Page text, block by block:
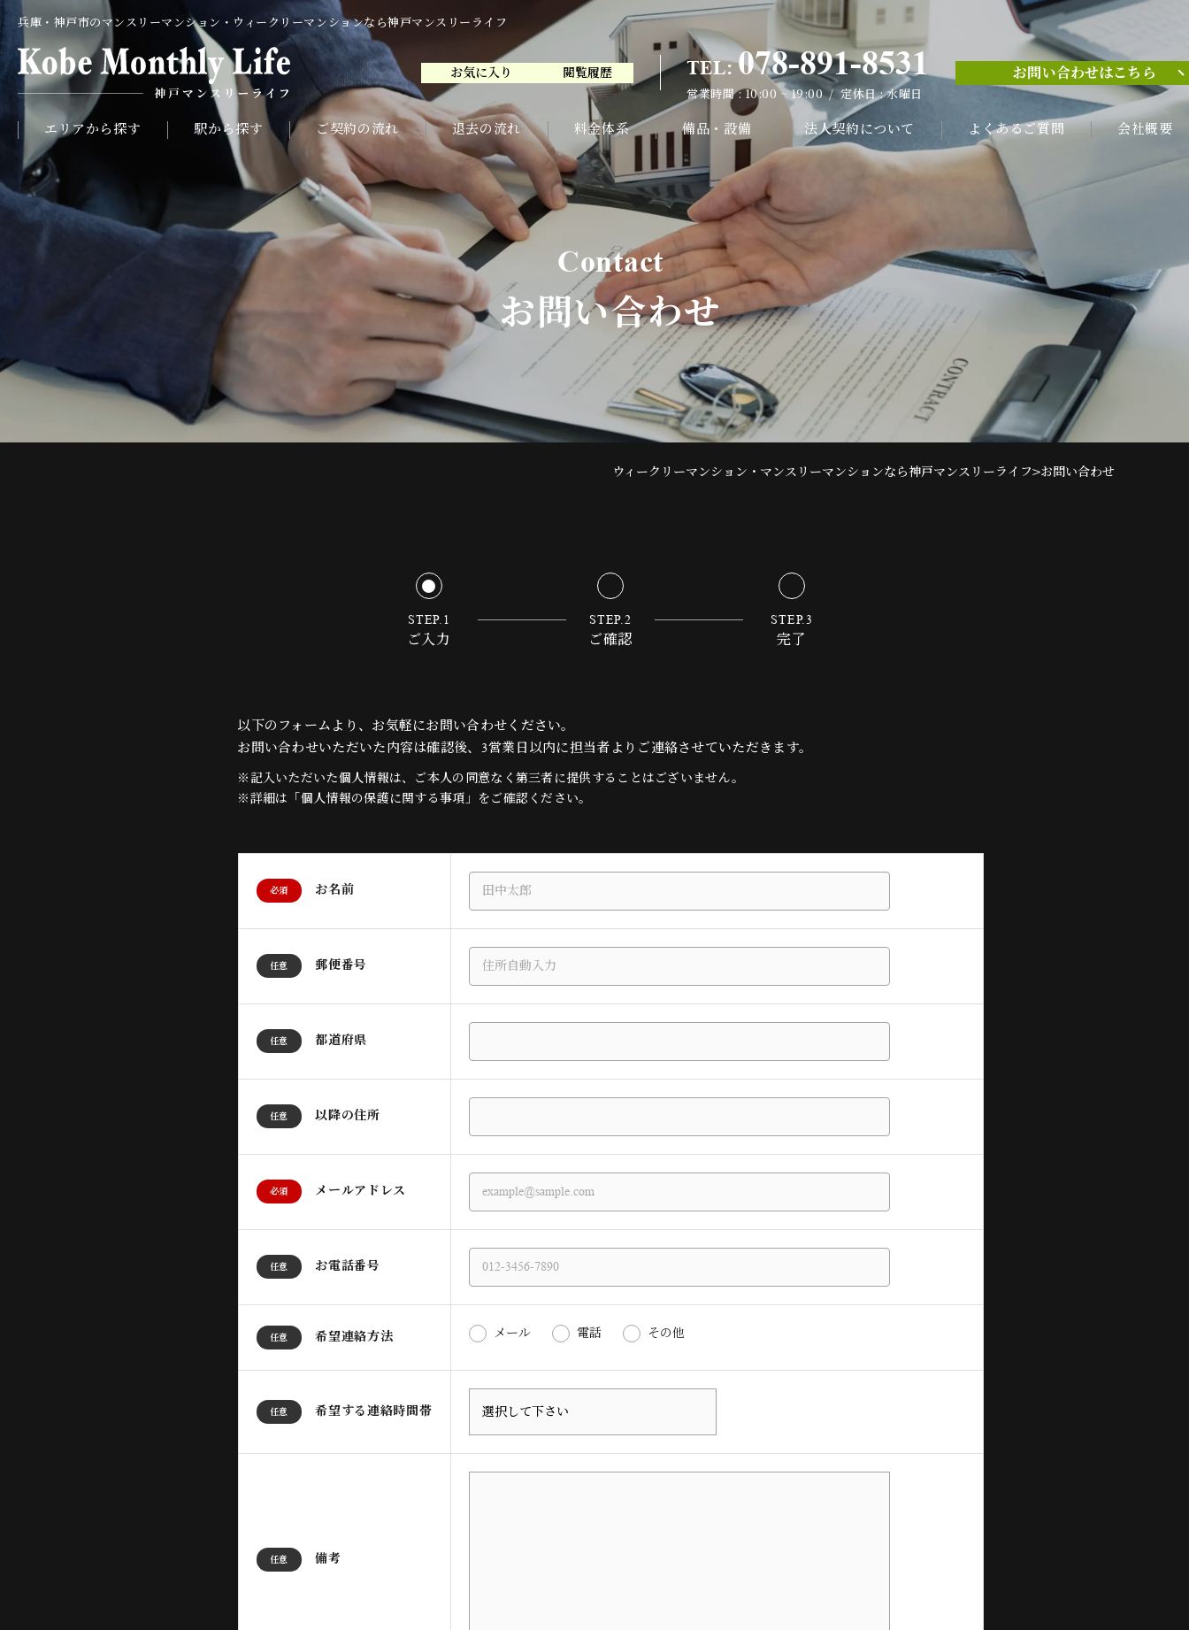
兵庫・神戸市のマンスリーマンション・ウィークリーマンションなら神戸マンスリーライフ
お気に入り 閲覧履歴 TEL:078-891-8531
営業時間 : 10:00 ~ 19:00 / 定休日 : 水曜日
お問い合わせはこちら
エリアから探す 駅から探す ご契約の流れ 退去の流れ 料金体系 備品・設備 法人契約について よくあるご質問 会社概要
お気に入り TEL:078-891-8531
営業時間 : 10:00 ~ 19:00 / 定休日 : 水曜日
お問い合わせはこちら
contact
お問い合わせ
ウィークリーマンション・マンスリーマンションなら神戸マンスリーライフ>お問い合わせ
STEP.1
ご入力
STEP.2
ご確認
STEP.3
完了
以下のフォームより、お気軽にお問い合わせください。
お問い合わせいただいた内容は確認後、3営業日以内に担当者よりご連絡させていただきます。
※記入いただいた個人情報は、ご本人の同意なく第三者に提供することはございません。
※詳細は「個人情報の保護に関する事項」をご確認ください。
必須 お名前
任意 郵便番号
任意 都道府県
任意 以降の住所
必須 メールアドレス
任意 お電話番号
任意 希望連絡方法 メール 電話 その他
任意 希望する連絡時間帯
任意 備考